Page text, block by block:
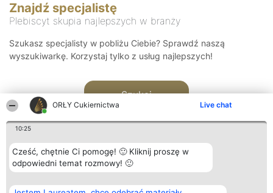
ORŁY Cukiernictwa Live chat
10:25
Cześć, chętnie Ci pomogę! 🙂 Kliknij proszę w
odpowiedni temat rozmowy! 🙂
Znajdź specjalistę
Plebiscyt skupia najlepszych w branży
Szukasz specjalisty w pobliżu Ciebie? Sprawdź naszą
wyszukiwarkę. Korzystaj tylko z usług najlepszych!
Szukaj
Organizator plebiscytu Plebiscyt Kontakt